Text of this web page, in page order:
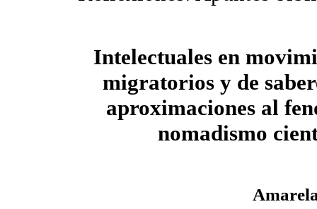
Intelectuales en
migratorios y de
aproximaciones al
nomadismo